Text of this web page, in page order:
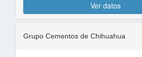
Ver datos
Grupo Cementos de Chihuahua